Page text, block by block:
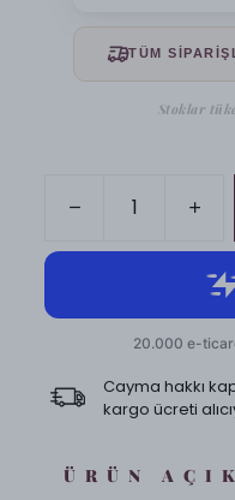
TÜM
Stoklar
Cayma hakkı
kargo ücreti
ÜRÜN